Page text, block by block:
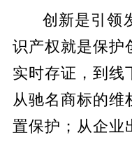
创新是引领
识产权就是保护
实时存证，到线
从驰名商标的维
置保护；从企业